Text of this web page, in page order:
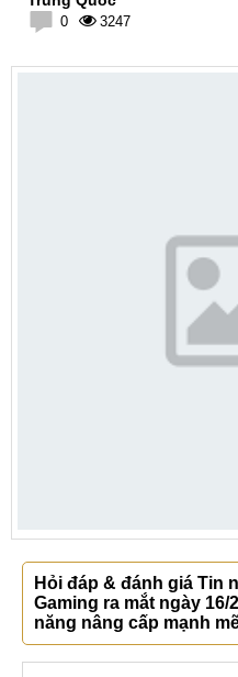
0 3247
Hỏi đáp & đánh giá Tin
Gaming ra mắt ngày 16/
năng nâng cấp mạnh